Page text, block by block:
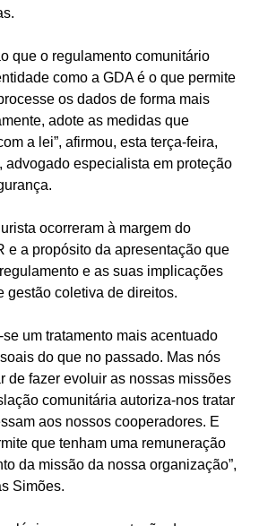
que o regulamento comunitário
como a GDA é o que permite
os dados de forma mais
adote as medidas que
a lei”, afirmou, esta terça-feira,
advogado especialista em proteção
ocorreram à margem do
e a propósito da apresentação que
e as suas implicações
gestão coletiva de direitos.
um tratamento mais acentuado
do que no passado. Mas nós
de fazer evoluir as nossas missões
comunitária autoriza-nos tratar
aos nossos cooperadores. E
que tenham uma remuneração
da missão da nossa organização”,
Simões.